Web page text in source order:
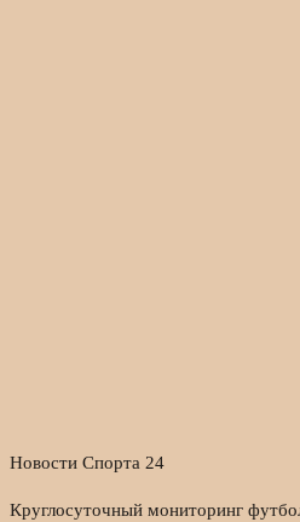
Новости Спорта 24
Круглосуточный мониторинг